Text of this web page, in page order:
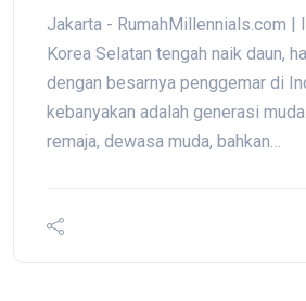
Jakarta - RumahMillennials.com |
Korea Selatan tengah naik daun,
dengan besarnya penggemar di
kebanyakan adalah generasi
remaja, dewasa muda, bahkan…